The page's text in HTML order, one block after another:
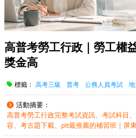
高普考勞工行政｜勞工權
獎金高
標籤： 高考三級 普考 公務人員考試
活動摘要：
高普考勞工行政完整考試資訊、考試科目
容、考古題下載、ptt最推薦的補習班｜屏